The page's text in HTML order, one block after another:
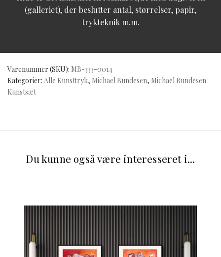
(galleriet), der beslutter antal, størrelser, papir,
trykteknik m.m.
Varenummer (SKU): MB-333-0014
Kategorier: Alle Kunsttryk, Michael Bundesen, Michael Bundesen
Kunstsæt
Du kunne også være interesseret i...